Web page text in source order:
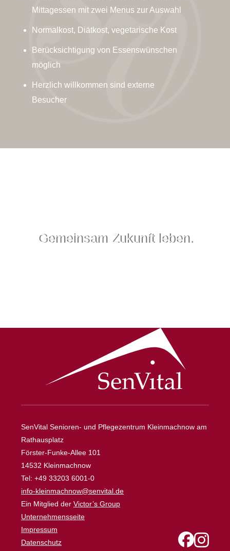
Mittagessen mit zwei Menus zur Auswahl
Normalkost, Diätkost, vegetarische Kost
Berücksichtigung von Essenswünschen
möglich
Herzlich willkommen sind externe
Besucher
Gemeinsam Zukunft leben.
SenVital Senioren- und Pflegezentrum Kleinmachnow am
Rathausplatz
Förster-Funke-Allee 101
14532 Kleinmachnow
Tel: +49 33203 6001-0
info-kleinmachnow@senvital.de
Ein Mitglied der Victor’s Group
Unternehmensseite
Impressum
Datenschutz